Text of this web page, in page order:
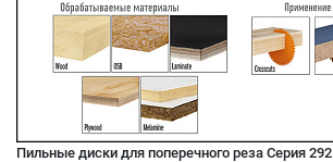
Пильные диски для поперечного реза Серия 292